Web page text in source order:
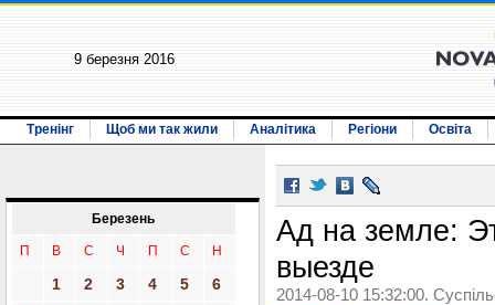
9 березня 2016
Тренінг Щоб ми так жили Аналітика Регіони Освіта
Березень
П В С Ч П С Н
1 2 3 4 5
6
Ад на земле:
выезде
2014-08-10 15:32:00.